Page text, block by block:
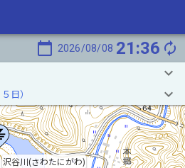
calendar_today 2026/08/08 21:36 autorenew
沢谷川(さわたにがわ)
keyboard_arrow_down
日） keyboard_arrow_down